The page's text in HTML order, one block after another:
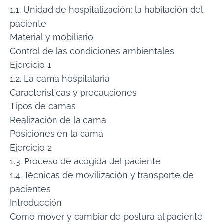
1.1. Unidad de hospitalización: la habitación del
paciente
Material y mobiliario
Control de las condiciones ambientales
Ejercicio 1
1.2. La cama hospitalaria
Caracteristicas y precauciones
Tipos de camas
Realización de la cama
Posiciones en la cama
Ejercicio 2
1.3. Proceso de acogida del paciente
1.4. Técnicas de movilización y transporte de
pacientes
Introducción
Como mover y cambiar de postura al paciente